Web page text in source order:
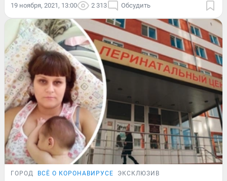
19 ноября, 2021, 13:00 2 313 Обсудить
ГОРОД ВСЁ О КОРОНАВИРУСЕ ЭКСКЛЮЗИВ